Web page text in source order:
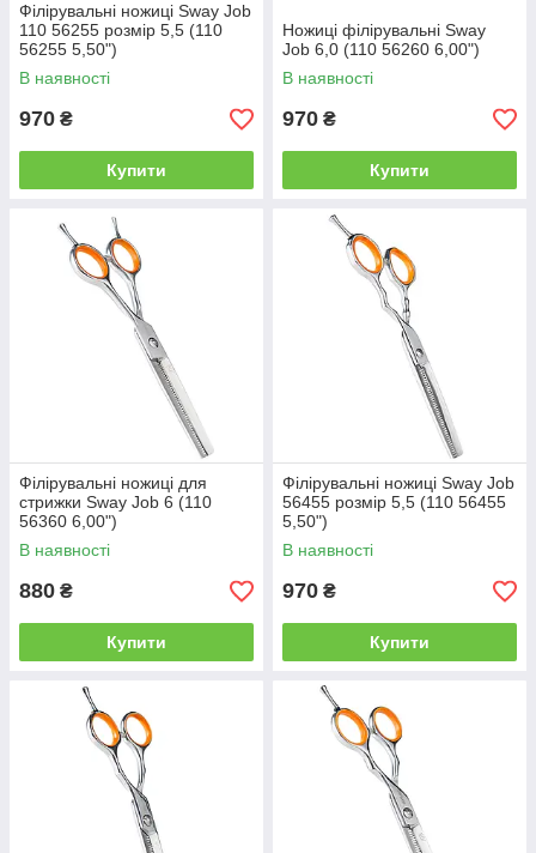
Філірувальні ножиці Sway Job
110 56255 розмір 5,5 (110
56255 5,50")
В наявності
970 ₴
Купити
Ножиці філірувальні Sway
Job 6,0 (110 56260 6,00")
В наявності
970 ₴
Купити
Філірувальні ножиці для
стрижки Sway Job 6 (110
56360 6,00")
В наявності
880 ₴
Купити
Філірувальні ножиці Sway Job
56455 розмір 5,5 (110 56455
5,50")
В наявності
970 ₴
Купити